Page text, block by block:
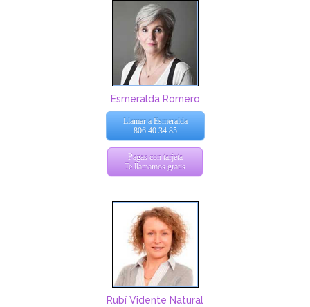
Esmeralda Romero
Llamar a Esmeralda
806 40 34 85
Pagas con tarjeta
Te llamamos gratis
Rubí Vidente Natural